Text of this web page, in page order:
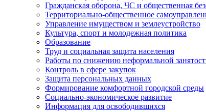
Гражданская оборона, ЧС и общественная
Территориально-общественное
Управление имуществом и землеустройство
Культура, спорт и молодежная политика
Образование
Труд и социальная защита населения
Работы по снижению неформальной
Контроль в сфере закупок
Защита персональных данных
Формирование комфортной городской среды
Социально-экономическое развитие
Информация для освободившихся